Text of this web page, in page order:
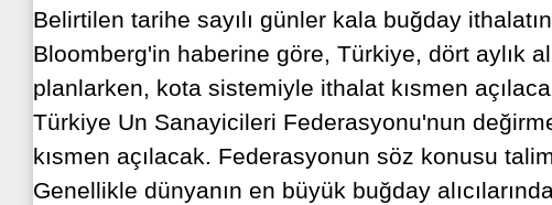
Belirtilen tarihe sayılı günler kala buğday
Bloomberg'in haberine göre, Türkiye, dört aylık
planlarken, kota sistemiyle ithalat kısmen
Türkiye Un Sanayicileri Federasyonu'nun
kısmen açılacak. Federasyonun söz konusu
Genellikle dünyanın en büyük buğday